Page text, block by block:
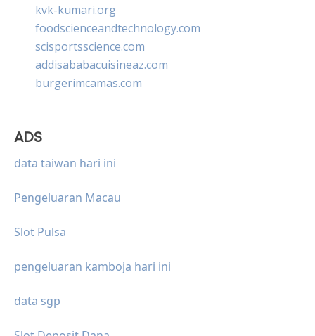
kvk-kumari.org
foodscienceandtechnology.com
scisportsscience.com
addisababacuisineaz.com
burgerimcamas.com
ADS
data taiwan hari ini
Pengeluaran Macau
Slot Pulsa
pengeluaran kamboja hari ini
data sgp